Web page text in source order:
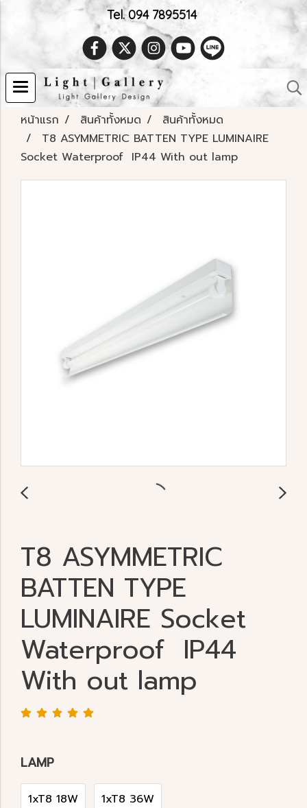
Tel. 094 7895514
หน้าแรก สินค้าทั้งหมด
สินค้าทั้งหมด
T8 ASYMMETRIC BATTEN TYPE LUMINAIRE
Socket Waterproof IP44 With out lamp
T8 ASYMMETRIC
BATTEN TYPE
LUMINAIRE Socket
Waterproof IP44
With out lamp
LAMP
1xT8 18W 1xT8 36W